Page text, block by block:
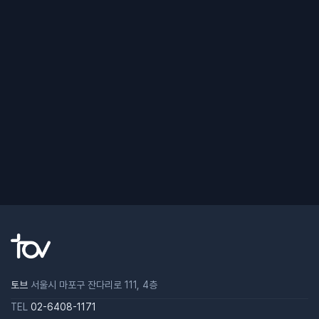
토브 서울시 마포구 잔다리로 111, 4층
TEL 02-6408-1171